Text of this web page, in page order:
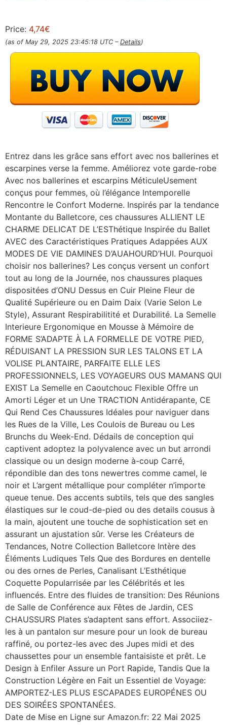
Price: 4,74€
(as of May 29, 2025 23:45:18 UTC – Details)
Entrez dans les grâce sans effort avec nos ballerines et
escarpines verse la femme. Améliorez vote garde-robe
Avec nos ballerines et escarpins MéticuleUsement
conçus pour femmes, où l’élégance Intemporelle
Rencontre le Confort Moderne. Inspirés par la tendance
Montante du Balletcore, ces chaussures ALLIENT LE
CHARME DELICAT DE L’ESThétique Inspirée du Ballet
AVEC des Caractéristiques Pratiques Adappées AUX
MODES DE VIE DAMINES D’AUAHOURD’HUI. Pourquoi
choisir nos ballerines? Les conçus versent un confort
tout au long de la Journée, nos chaussures plaques
dispositées d’ONU Dessus en Cuir Pleine Fleur de
Qualité Supérieure ou en Daim Daix (Varie Selon Le
Style), Assurant Respirabilitité et Durabilité. La Semelle
Interieure Ergonomique en Mousse à Mémoire de
FORME S’ADAPTE À LA FORMELLE DE VOTRE PIED,
RÉDUISANT LA PRESSION SUR LES TALONS ET LA
VOLISE PLANTAIRE, PARFAITE ELLE LES
PROFESSIONNELS, LES VOYAGEURS OUS MAMANS QUI
EXIST La Semelle en Caoutchouc Flexible Offre un
Amorti Léger et un Une TRACTION Antidérapante, CE
Qui Rend Ces Chaussures Idéales pour naviguer dans
les Rues de la Ville, Les Coulois de Bureau ou Les
Brunchs du Week-End. Dédails de conception qui
captivent adoptez la polyvalence avec un but arrondi
classique ou un design moderne à-coup Carré,
répondible dan des tons newertres comme camel, le
noir et L’argent métallique pour compléter n’importe
queue tenue. Des accents subtils, tels que des sangles
élastiques sur le coud-de-pied ou des details cousus à
la main, ajoutent une touche de sophistication set en
assurant un ajustation sûr. Verse les Créateurs de
Tendances, Notre Collection Balletcore Intère des
Éléments Ludiques Tels Que des Bordures en dentelle
ou des ornes de Perles, Canalisant L’Esthétique
Coquette Popularrisée par les Célébrités et les
influencés. Entre des fluides de transition: Des Réunions
de Salle de Conférence aux Fêtes de Jardin, CES
CHAUSSURS Plates s’adaptent sans effort. Associiez-
les à un pantalon sur mesure pour un look de bureau
raffiné, ou portez-les avec des Jupes midi et des
chaussettes pour un ensemble fantaisiste et prêt. Le
Design à Enfiler Assure un Port Rapide, Tandis Que la
Construction Légère en Fait un Essentiel de Voyage:
AMPORTEZ-LES PLUS ESCAPADES EUROPÉNES OU
DES SOIRÉES SPONTANÉES.
Date de Mise en Ligne sur Amazon.fr: 22 Mai 2025